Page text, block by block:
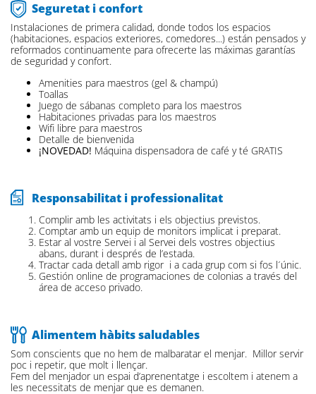
Seguretat i confort
Instalaciones de primera calidad, donde todos los espacios
(habitaciones, espacios exteriores, comedores...) están pensados y
reformados continuamente para ofrecerte las máximas garantías
de seguridad y confort.
Amenities para maestros (gel & champú)
Toallas
Juego de sábanas completo para los maestros
Habitaciones privadas para los maestros
Wifi libre para maestros
Detalle de bienvenida
¡NOVEDAD! Máquina dispensadora de café y té GRATIS
Responsabilitat i professionalitat
Complir amb les activitats i els objectius previstos.
Comptar amb un equip de monitors implicat i preparat.
Estar al vostre Servei i al Servei dels vostres objectius
abans, durant i després de l’estada.
Tractar cada detall amb rigor i a cada grup com si fos l´únic.
Gestión online de programaciones de colonias a través del
área de acceso privado.
Alimentem hàbits saludables
Som conscients que no hem de malbaratar el menjar. Millor servir
poc i repetir, que molt i llençar.
Fem del menjador un espai d’aprenentatge i escoltem i atenem a
les necessitats de menjar que es demanen.